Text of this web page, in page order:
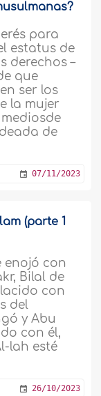
para
estatus de
derechos –
que
ser los
la mujer
de
07/11/2023
(parte 1
enojó con
Bilal de
con
del
y Abu
con él,
lah esté
26/10/2023